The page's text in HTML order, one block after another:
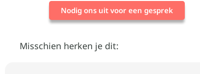
Nodig ons uit voor een gesprek
Misschien herken je dit: